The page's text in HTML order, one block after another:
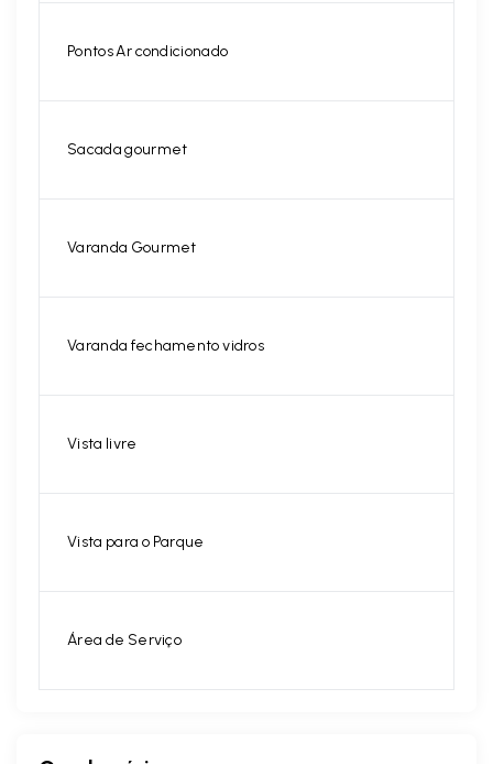
Pontos Ar condicionado
Sacada gourmet
Varanda Gourmet
Varanda fechamento vidros
Vista livre
Vista para o Parque
Área de Serviço